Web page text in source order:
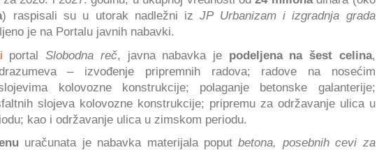
) raspisali su u utorak nadležni izJP Urbanizam i izgradnja grada
je na Portalu javnih nabavki.
portalSlobodna reč, javna nabavka je podeljena na šest celina,
– izvođenje pripremnih radova; radove na nosećim
kolovozne konstrukcije; polaganje betonske galanterije;
slojeva kolovozne konstrukcije; pripremu za održavanje ulica u
kao i održavanje ulica u zimskom periodu.
uračunata je nabavka materijala poputbetona, posebnih cevi za